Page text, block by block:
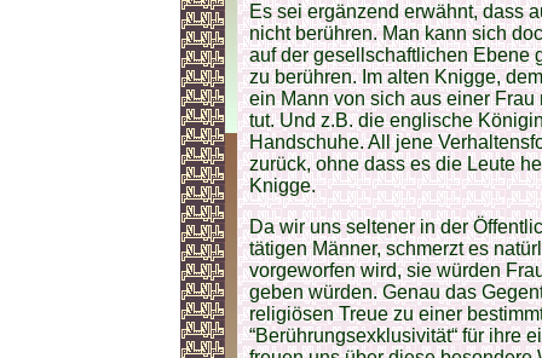
Es sei ergänzend erwähnt, dass
nicht berühren. Man kann sich
auf der gesellschaftlichen Ebene
zu berühren. Im alten Knigge,
ein Mann von sich aus einer
tut. Und z.B. die englische
Handschuhe. All jene
zurück, ohne dass es die Leute
Knigge.
Da wir uns seltener in der
tätigen Männer, schmerzt es
vorgeworfen wird, sie würden
geben würden. Genau das
religiösen Treue zu einer
“Berührungsexklusivität“ für ihre